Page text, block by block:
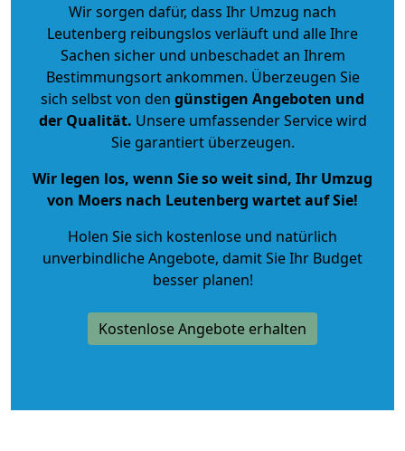
Wir sorgen dafür, dass Ihr Umzug nach
Leutenberg reibungslos verläuft und alle Ihre
Sachen sicher und unbeschadet an Ihrem
Bestimmungsort ankommen. Überzeugen Sie
sich selbst von den günstigen Angeboten und
der Qualität. Unsere umfassender Service wird
Sie garantiert überzeugen.
Wir legen los, wenn Sie so weit sind, Ihr Umzug
von Moers nach Leutenberg wartet auf Sie!
Holen Sie sich kostenlose und natürlich
unverbindliche Angebote, damit Sie Ihr Budget
besser planen!
Kostenlose Angebote erhalten